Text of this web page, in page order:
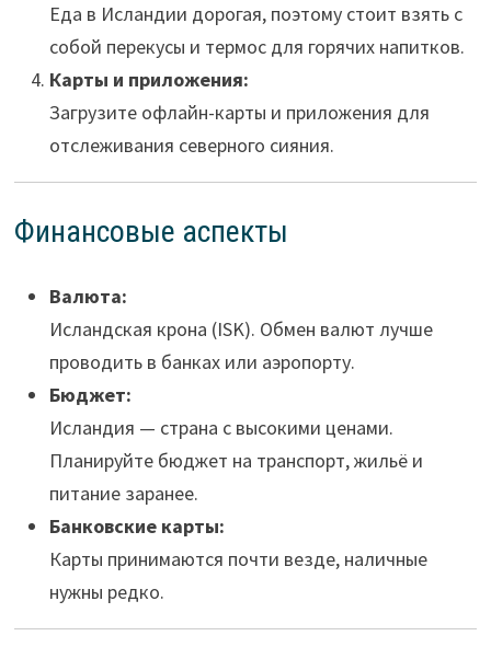
Еда в Исландии дорогая, поэтому стоит взять с
собой перекусы и термос для горячих напитков.
Карты и приложения:
Загрузите офлайн-карты и приложения для
отслеживания северного сияния.
Финансовые аспекты
Валюта:
Исландская крона (ISK). Обмен валют лучше
проводить в банках или аэропорту.
Бюджет:
Исландия — страна с высокими ценами.
Планируйте бюджет на транспорт, жильё и
питание заранее.
Банковские карты:
Карты принимаются почти везде, наличные
нужны редко.